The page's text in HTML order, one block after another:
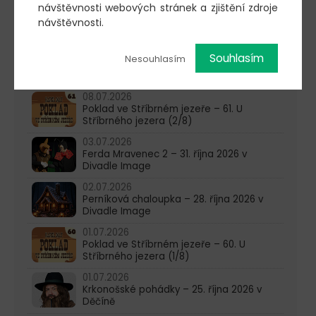
22.07.2026
Poklad ve Stříbrném jezeře – 63. U
Poklad ve Stříbrném jezeře – 62. U
08.07.2026
Poklad ve Stříbrném jezeře – 61. U
Stříbrného jezera (2/8)
03.07.2026
Ferda Mravenec 2 – 31. října 2026 v
Divadle Image
02.07.2026
Perníková chaloupka – 28. října 2026 v
Divadle Image
01.07.2026
Poklad ve Stříbrném jezeře – 60. U
Stříbrného jezera (1/8)
01.07.2026
Krkonošské pohádky – 25. října 2026 v
Děčíně
návštěvnosti webových stránek a zjištění zdroje
návštěvnosti.
Nesouhlasím Souhlasím